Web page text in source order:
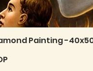
Painting -